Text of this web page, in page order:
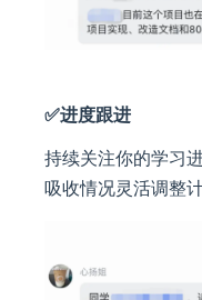
✅进度跟进
持续关注你的学习
吸收情况灵活调整